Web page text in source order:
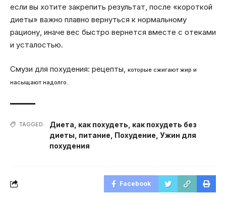
если вы хотите закрепить результат, после «короткой
диеты» важно плавно вернуться к нормальному
рациону, иначе вес быстро вернется вместе с отеками
и усталостью.
Смузи для похудения: рецепты,
которые сжигают жир и
насыщают надолго.
TAGGED: Диета как похудеть как похудеть без
диеты питание Похудение Ужин для
похудения
Facebook